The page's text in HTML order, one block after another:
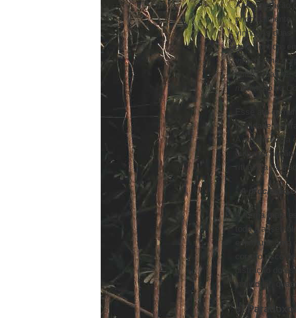
A recuperação
principalmente,
vinho. As duas
está contida,
vinho como
outra”, mas ter
mediação do
Esse ato
filialidade e a
A
culpa da
ritualista da
- A procissão
A forma mais
toda a
espiritual:
corre o risco
distração do
individual,
c)